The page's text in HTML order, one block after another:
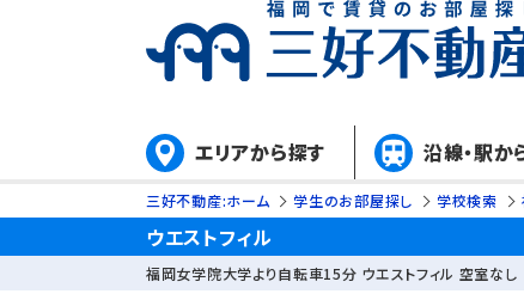
エリアから探す 沿線・駅か
三好不動産:ホーム 学生のお部屋探し 学校検索
ウエストフィル
福岡女学院大学より自転車15分 ウエストフィル 空室なし